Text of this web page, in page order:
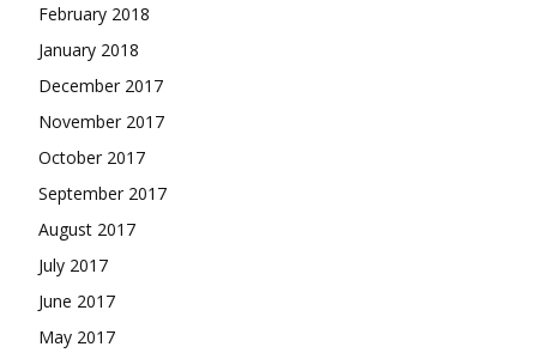
February 2018
January 2018
December 2017
November 2017
October 2017
September 2017
August 2017
July 2017
June 2017
May 2017